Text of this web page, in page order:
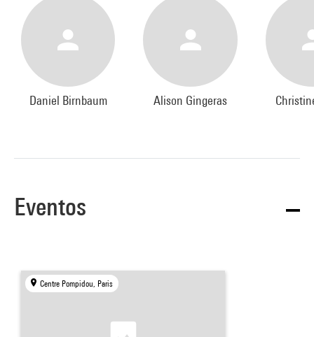
Daniel Birnbaum Alison Gingeras
Eventos
Centre Pompidou, Paris